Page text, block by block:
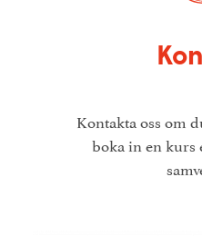
Kontakta oss om
boka in en